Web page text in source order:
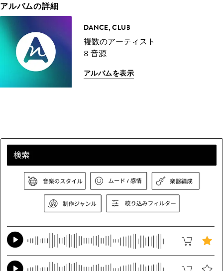
アルバムの詳細
DANCE, CLUB
複数のアーティスト
8 音源
アルバムを表示